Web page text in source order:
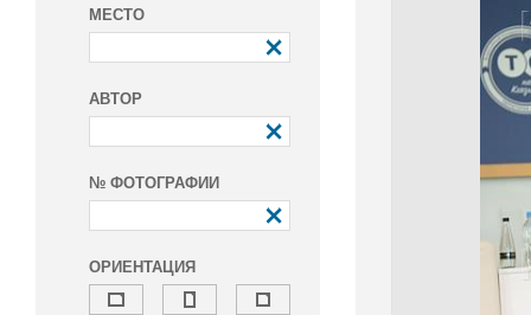
МЕСТО
АВТОР
№ ФОТОГРАФИИ
ОРИЕНТАЦИЯ